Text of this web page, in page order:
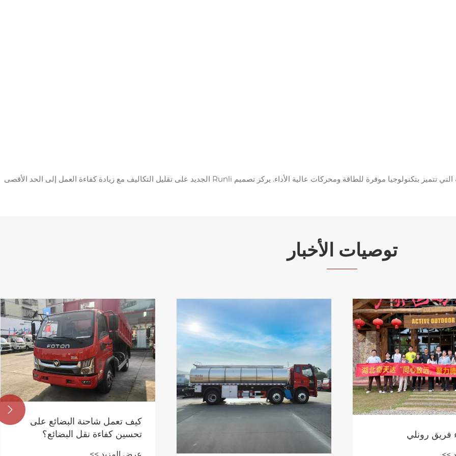
اكتشف أحدث المنتجات مبيعًا شاحنة العمل الجوية بذراع الرافعة المفصلية التي تتميز بتكنولوجيا موفرة للطاقة ومحركات عالية الأداء. يركز تصميم Runli الجديد على تقليل التكاليف مع زيادة كفاءة العمل إلى الحد الأقصى
توصيات الأخبار
كيف تعمل شاحنة البضائع على
تحسين كفاءة نقل البضائع؟
